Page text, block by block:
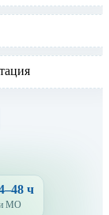
ч
и МО